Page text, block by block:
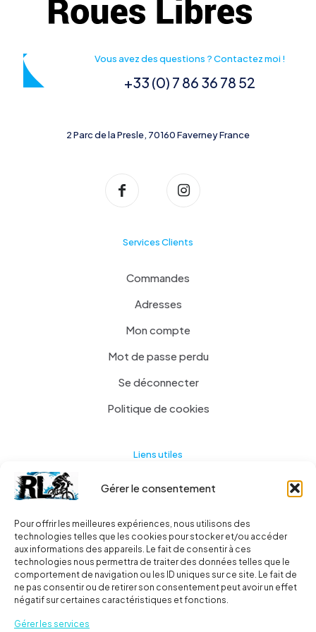
Gérer le consentement
Pour offrir les meilleures expériences, nous utilisons des
technologies telles que les cookies pour stocker et/ou accéder
aux informations des appareils. Le fait de consentir à ces
technologies nous permettra de traiter des données telles que le
comportement de navigation ou les ID uniques sur ce site. Le fait de
ne pas consentir ou de retirer son consentement peut avoir un effet
négatif sur certaines caractéristiques et fonctions.
Gérer les services
Vous avez des questions ? Contactez moi !
+33 (0) 7 86 36 78 52
2 Parc de la Presle, 70160 Faverney France
Services Clients
Commandes
Adresses
Mon compte
Mot de passe perdu
Se déconnecter
Politique de cookies
Liens utiles
Actualités
Contact
Ma liste